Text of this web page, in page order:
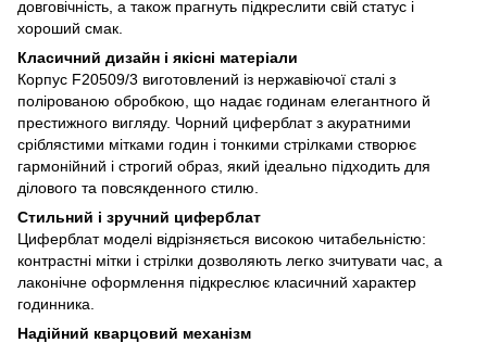
довговічність, а також прагнуть підкреслити свій статус і
хороший смак.
Класичний дизайн і якісні матеріали
Корпус F20509/3 виготовлений із нержавіючої сталі з
полірованою обробкою, що надає годинам елегантного й
престижного вигляду. Чорний циферблат з акуратними
сріблястими мітками годин і тонкими стрілками створює
гармонійний і строгий образ, який ідеально підходить для
ділового та повсякденного стилю.
Стильний і зручний циферблат
Циферблат моделі відрізняється високою читабельністю:
контрастні мітки і стрілки дозволяють легко зчитувати час, а
лаконічне оформлення підкреслює класичний характер
годинника.
Надійний кварцовий механізм